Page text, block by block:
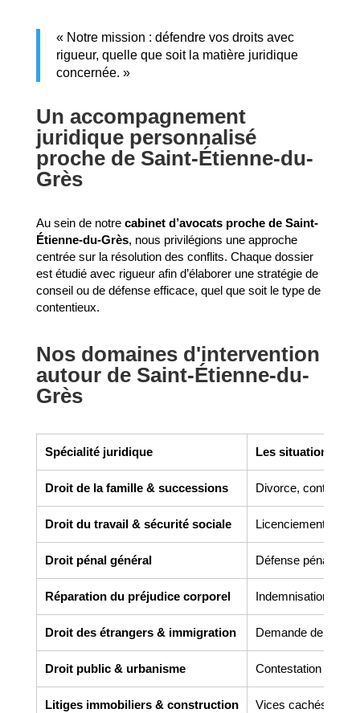
« Notre mission : défendre vos droits avec
rigueur, quelle que soit la matière juridique
concernée. »
Un accompagnement
juridique personnalisé
proche de Saint-Étienne-du-
Grès
Au sein de notre cabinet d’avocats proche de Saint-
Étienne-du-Grès, nous privilégions une approche
centrée sur la résolution des conflits. Chaque dossier
est étudié avec rigueur afin d’élaborer une stratégie de
conseil ou de défense efficace, quel que soit le type de
contentieux.
Nos domaines d'intervention
autour de Saint-Étienne-du-
Grès
Spécialité juridique Les situations
Droit de la famille & successions Divorce, contrats
Droit du travail & sécurité sociale Licenciement,
Droit pénal général Défense pénale,
Réparation du préjudice corporel Indemnisation des
Droit des étrangers & immigration Demande de titre
Droit public & urbanisme Contestation de
Litiges immobiliers & construction Vices cachés,